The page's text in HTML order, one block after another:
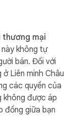
thương mại
không tự
bán. Đối với
ở Liên minh Châu
các quyền của
không được áp
đồng giữa bạn